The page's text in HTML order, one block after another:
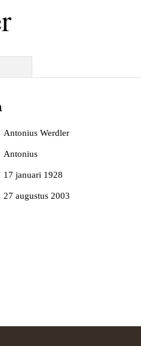
Antonius Werdler
Antonius
17 januari 1928
27 augustus 2003